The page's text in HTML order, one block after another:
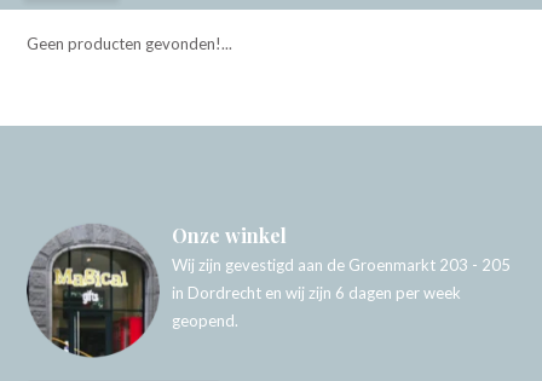
Geen producten gevonden!...
Onze winkel
Wij zijn gevestigd aan de Groenmarkt 203 - 205
in Dordrecht en wij zijn 6 dagen per week
geopend.